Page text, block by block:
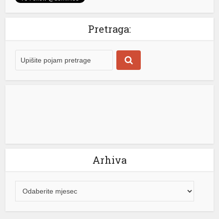
Pretraga:
Arhiva